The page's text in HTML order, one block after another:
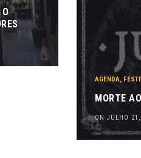
O
AGENDA,
MORTE
ON JULHO